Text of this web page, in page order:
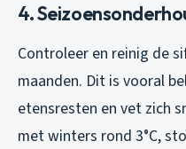
4.
Controleer en reinig de
maanden. Dit is vooral
etensresten en vet zich
met winters rond 3°C,